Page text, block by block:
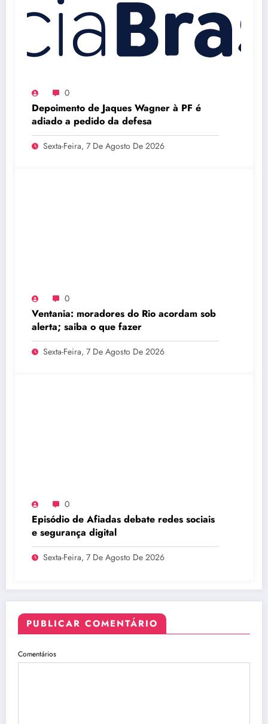
0
Depoimento de Jaques Wagner à PF é
adiado a pedido da defesa
Sexta-Feira, 7 De Agosto De 2026
0
Ventania: moradores do Rio acordam sob
alerta; saiba o que fazer
Sexta-Feira, 7 De Agosto De 2026
0
Episódio de Afiadas debate redes sociais
e segurança digital
Sexta-Feira, 7 De Agosto De 2026
PUBLICAR COMENTÁRIO
Comentários